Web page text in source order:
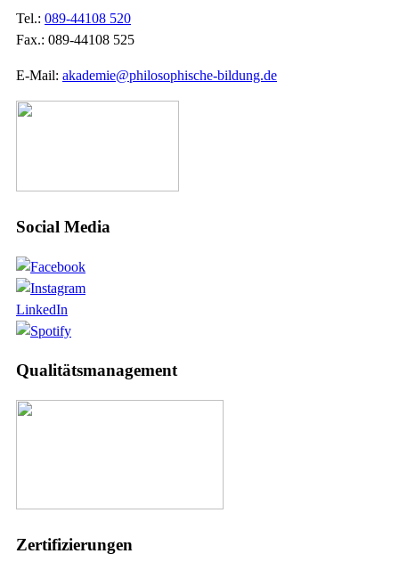
Tel.: 089-44108 520
Fax.: 089-44108 525
E-Mail: akademie@philosophische-bildung.de
Social Media
LinkedIn
Qualitätsmanagement
Zertifizierungen